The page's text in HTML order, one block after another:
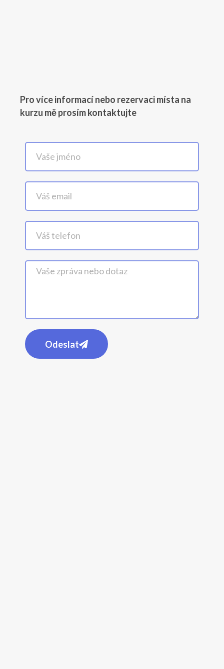
Pro více informací nebo rezervaci místa na
kurzu mě prosím kontaktujte
Odeslat